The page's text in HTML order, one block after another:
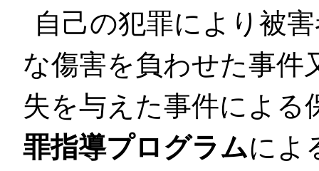
自己の犯罪により被
な傷害を負わせた事件
失を与えた事件による
罪指導プログラムによ